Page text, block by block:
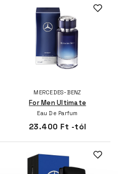
MERCEDES-BENZ
For Men Ultimate
Eau De Parfum
23.400 Ft -tól